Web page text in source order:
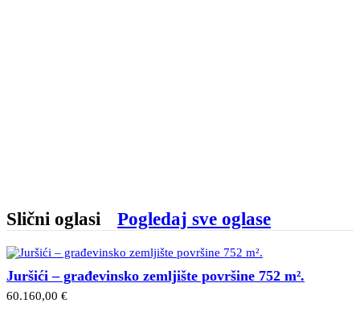
Slični oglasi Pogledaj sve oglase
Juršići – građevinsko zemljište površine 752 m².
60.160,00 €